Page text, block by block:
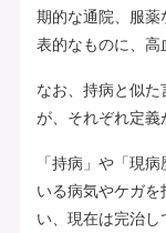
期的な通院、服
表的なものに、高
なお、持病と似
が、それぞれ定義
「持病」や「現
いる病気やケガ
い、現在は完治